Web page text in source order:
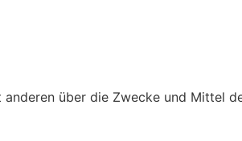
über die Zwecke und Mittel